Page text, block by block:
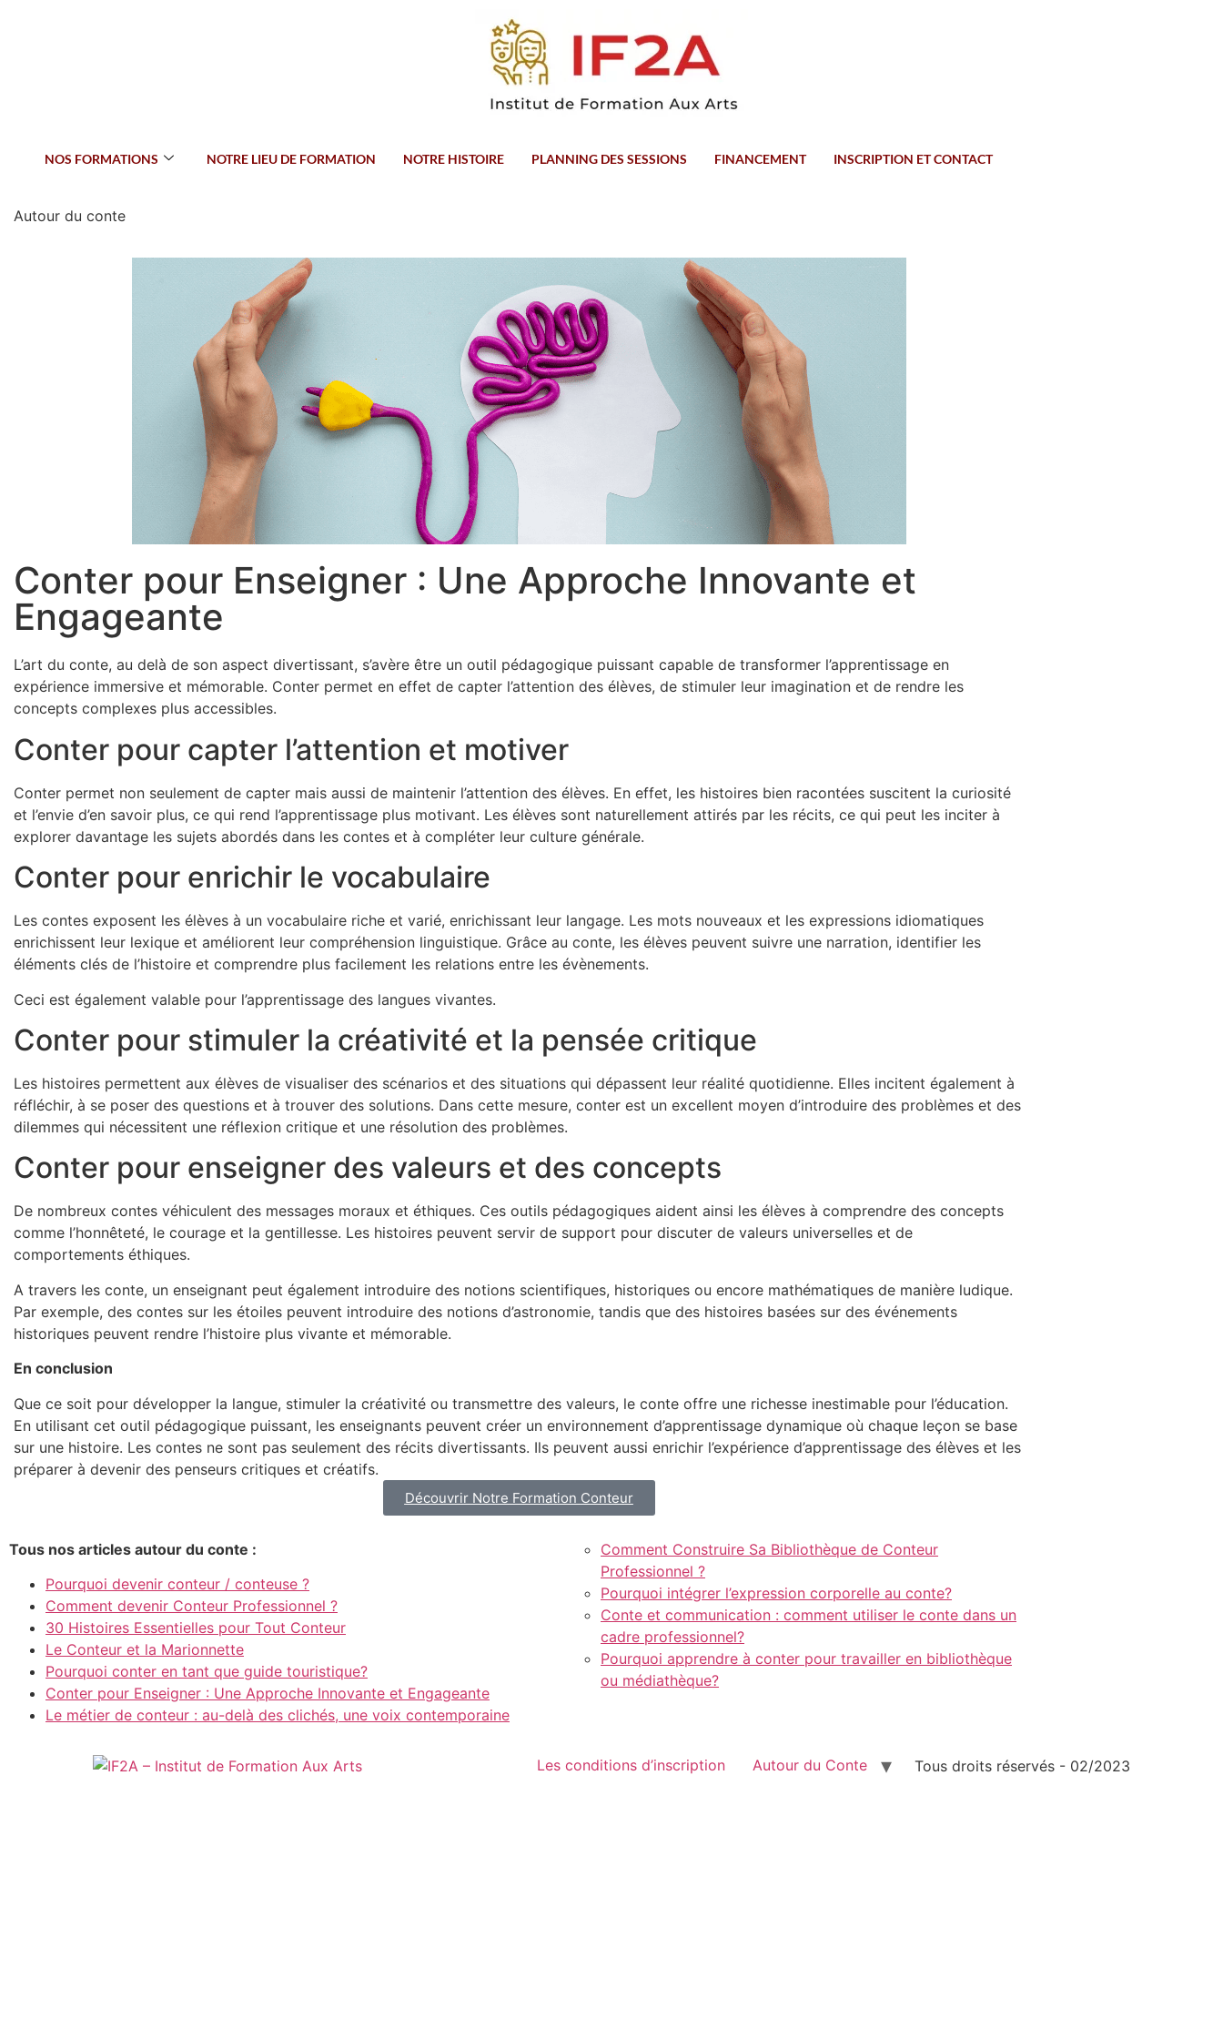
NOS FORMATIONS NOTRE LIEU DE FORMATION NOTRE HISTOIRE PLANNING DES SESSIONS FINANCEMENT INSCRIPTION ET CONTACT
Autour du conte
Conter pour Enseigner : Une Approche Innovante et
Engageante
L’art du conte, au delà de son aspect divertissant, s’avère être un outil pédagogique puissant capable de transformer l’apprentissage en
expérience immersive et mémorable. Conter permet en effet de capter l’attention des élèves, de stimuler leur imagination et de rendre les
concepts complexes plus accessibles.
Conter pour capter l’attention et motiver
Conter permet non seulement de capter mais aussi de maintenir l’attention des élèves. En effet, les histoires bien racontées suscitent la curiosité
et l’envie d’en savoir plus, ce qui rend l’apprentissage plus motivant. Les élèves sont naturellement attirés par les récits, ce qui peut les inciter à
explorer davantage les sujets abordés dans les contes et à compléter leur culture générale.
Conter pour enrichir le vocabulaire
Les contes exposent les élèves à un vocabulaire riche et varié, enrichissant leur langage. Les mots nouveaux et les expressions idiomatiques
enrichissent leur lexique et améliorent leur compréhension linguistique. Grâce au conte, les élèves peuvent suivre une narration, identifier les
éléments clés de l’histoire et comprendre plus facilement les relations entre les évènements.
Ceci est également valable pour l’apprentissage des langues vivantes.
Conter pour stimuler la créativité et la pensée critique
Les histoires permettent aux élèves de visualiser des scénarios et des situations qui dépassent leur réalité quotidienne. Elles incitent également à
réfléchir, à se poser des questions et à trouver des solutions. Dans cette mesure, conter est un excellent moyen d’introduire des problèmes et des
dilemmes qui nécessitent une réflexion critique et une résolution des problèmes.
Conter pour enseigner des valeurs et des concepts
De nombreux contes véhiculent des messages moraux et éthiques. Ces outils pédagogiques aident ainsi les élèves à comprendre des concepts
comme l’honnêteté, le courage et la gentillesse. Les histoires peuvent servir de support pour discuter de valeurs universelles et de
comportements éthiques.
A travers les conte, un enseignant peut également introduire des notions scientifiques, historiques ou encore mathématiques de manière ludique.
Par exemple, des contes sur les étoiles peuvent introduire des notions d’astronomie, tandis que des histoires basées sur des événements
historiques peuvent rendre l’histoire plus vivante et mémorable.
En conclusion
Que ce soit pour développer la langue, stimuler la créativité ou transmettre des valeurs, le conte offre une richesse inestimable pour l’éducation.
En utilisant cet outil pédagogique puissant, les enseignants peuvent créer un environnement d’apprentissage dynamique où chaque leçon se base
sur une histoire. Les contes ne sont pas seulement des récits divertissants. Ils peuvent aussi enrichir l’expérience d’apprentissage des élèves et les
préparer à devenir des penseurs critiques et créatifs.
Découvrir Notre Formation Conteur
Tous nos articles autour du conte :
Pourquoi devenir conteur / conteuse ?
Comment devenir Conteur Professionnel ?
30 Histoires Essentielles pour Tout Conteur
Le Conteur et la Marionnette
Pourquoi conter en tant que guide touristique?
Conter pour Enseigner : Une Approche Innovante et Engageante
Le métier de conteur : au-delà des clichés, une voix contemporaine
Comment Construire Sa Bibliothèque de Conteur
Professionnel ?
Pourquoi intégrer l’expression corporelle au conte?
Conte et communication : comment utiliser le conte dans un
cadre professionnel?
Pourquoi apprendre à conter pour travailler en bibliothèque
ou médiathèque?
Les conditions d’inscription Autour du Conte Tous droits réservés - 02/2023